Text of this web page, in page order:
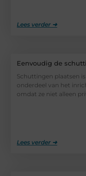
Lees verder ➜
Eenvoudig de
Schuttingen plaatsen
onderdeel van het
omdat ze niet alleen
Lees verder ➜